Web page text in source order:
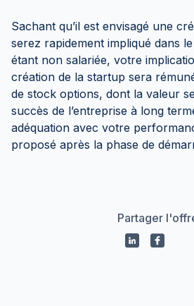
Sachant qu’il est envisagé une
serez rapidement impliqué dans
étant non salariée, votre
création de la startup sera
de stock options, dont la valeur
succès de l’entreprise à long
adéquation avec votre
proposé après la phase de
Partager